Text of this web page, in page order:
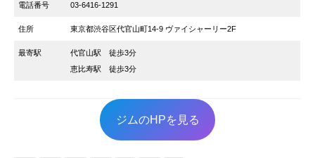
電話番号 03-6416-1291
住所 東京都渋谷区代官山町14-9 ヴァイシャーリー2F
最寄駅
代官山駅 徒歩3分
恵比寿駅 徒歩3分
ジムのHPを見る